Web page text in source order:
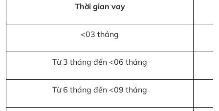
Thời gian vay
<03 tháng
Từ 3 tháng đến <06 tháng
Từ 6 tháng đến <09 tháng